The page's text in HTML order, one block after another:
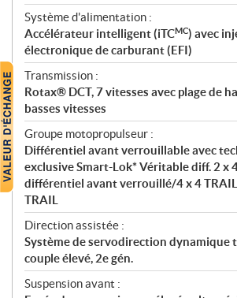
Système d'alimentation :
Accélérateur intelligent (iTCMC) avec
électronique de carburant (EFI)
Transmission :
Rotax® DCT, 7 vitesses avec plage de
basses vitesses
Groupe motopropulseur :
Différentiel avant verrouillable avec
exclusive Smart-Lok* Véritable diff. 2 x
différentiel avant verrouillé/4 x 4
TRAIL
Direction assistée :
Système de servodirection dynamique
couple élevé, 2e gén.
Suspension avant :